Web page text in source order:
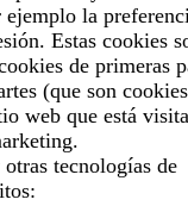
la
Estas cookies
de primeras
(que son
web que está
tecnologías de